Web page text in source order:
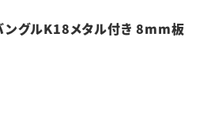
ングルK18メタル付き 8mm板